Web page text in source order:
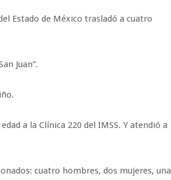
Estado de México trasladó a cuatro
Juan”.
a la Clínica 220 del IMSS. Y atendió a
cuatro hombres, dos mujeres, una